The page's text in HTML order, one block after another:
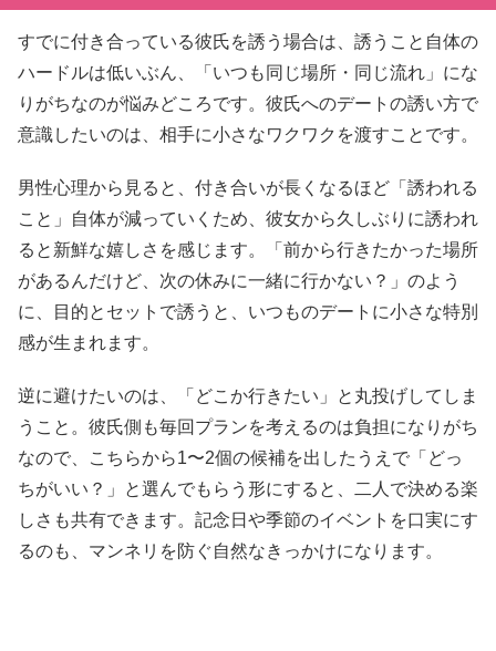
すでに付き合っている彼氏を誘う場合は、誘うこと自体の
ハードルは低いぶん、「いつも同じ場所・同じ流れ」にな
りがちなのが悩みどころです。彼氏へのデートの誘い方で
意識したいのは、相手に小さなワクワクを渡すことです。
男性心理から見ると、付き合いが長くなるほど「誘われる
こと」自体が減っていくため、彼女から久しぶりに誘われ
ると新鮮な嬉しさを感じます。「前から行きたかった場所
があるんだけど、次の休みに一緒に行かない？」のよう
に、目的とセットで誘うと、いつものデートに小さな特別
感が生まれます。
逆に避けたいのは、「どこか行きたい」と丸投げしてしま
うこと。彼氏側も毎回プランを考えるのは負担になりがち
なので、こちらから1〜2個の候補を出したうえで「どっ
ちがいい？」と選んでもらう形にすると、二人で決める楽
しさも共有できます。記念日や季節のイベントを口実にす
るのも、マンネリを防ぐ自然なきっかけになります。